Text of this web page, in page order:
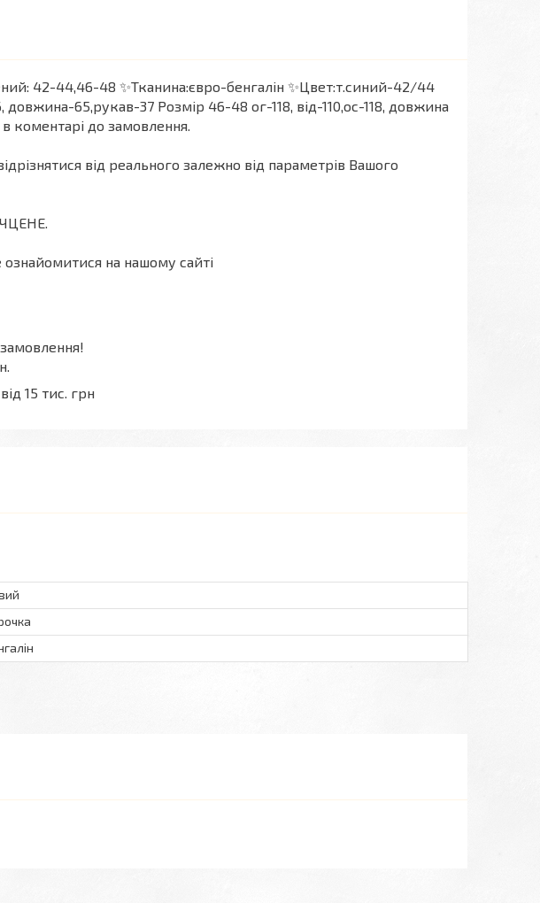
42-44,46-48 ✨Тканина:євро-бенгалін ✨Цвет:т.синий-42/44
довжина-65,рукав-37 Розмір 46-48 ог-118, від-110,ос-118, довжина
коментарі до замовлення.
від реального залежно від параметрів Вашого
на нашому сайті
15 тис. грн